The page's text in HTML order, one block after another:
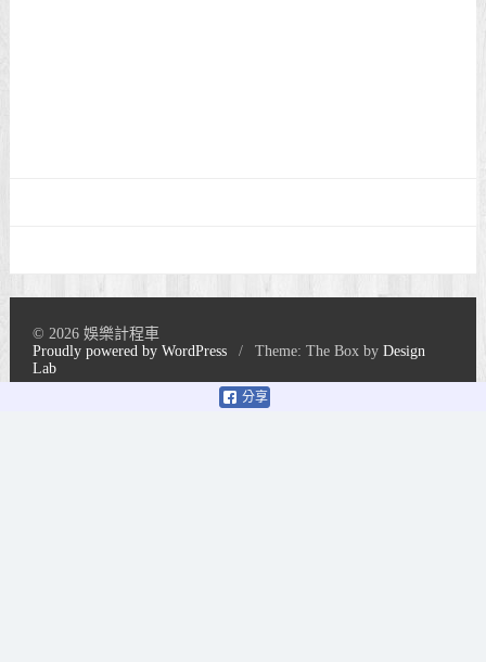
分享
© 2026 娛樂計程車
Proudly powered by WordPress
/ Theme: The Box byDesign
Lab